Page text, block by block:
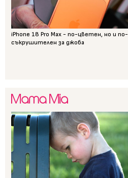
iPhone 18 Pro Max - по-цветен, но и по-
съкрушителен за джоба